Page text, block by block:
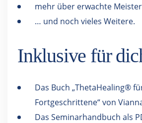
mehr über erwachte Meister
… und noch vieles Weitere.
Inklusive für
Das Buch „ThetaHealing®
Fortgeschrittene“ von
Das Seminarhandbuch als